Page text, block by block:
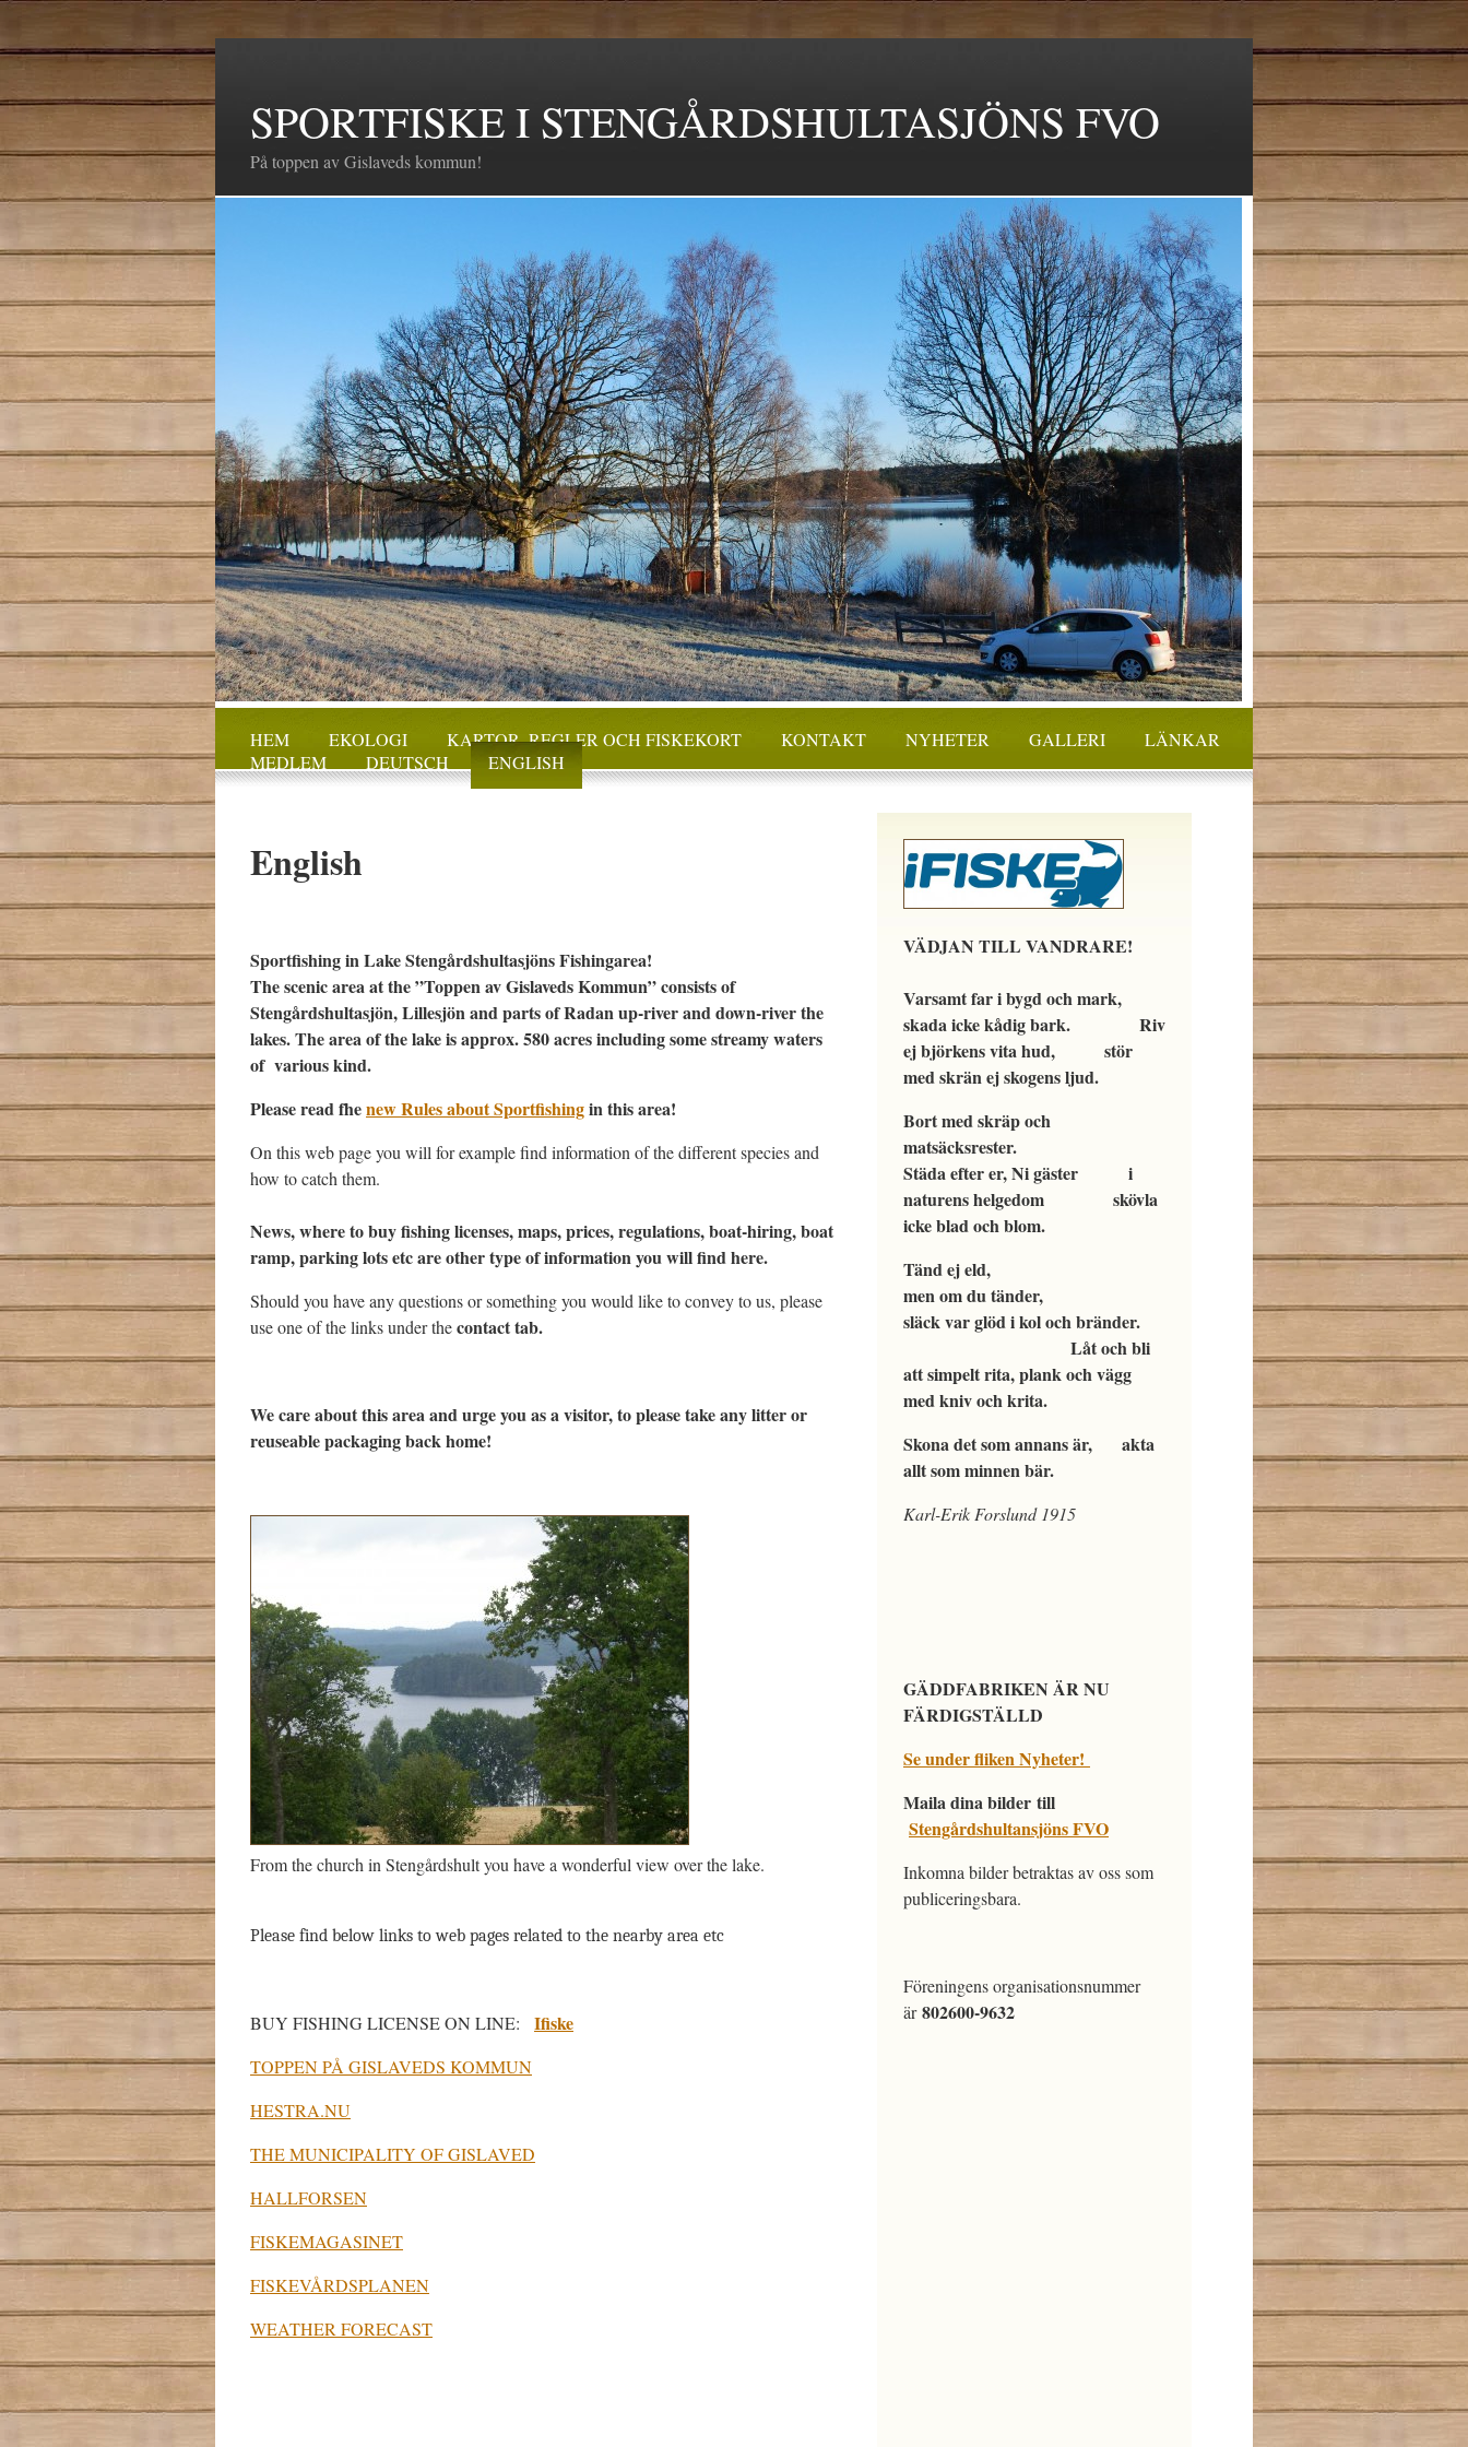
SPORTFISKE I STENGÅRDSHULTASJÖNS FVO
På toppen av Gislaveds kommun!
HEM EKOLOGI KARTOR, REGLER OCH FISKEKORT KONTAKT NYHETER GALLERI
LÄNKAR
MEDLEM
DEUTSCH ENGLISH
English
Sportfishing in Lake Stengårdshultasjöns Fishingarea!
The scenic area at the ”Toppen av Gislaveds Kommun” consists of
Stengårdshultasjön, Lillesjön and parts of Radan up-river and down-river the
lakes. The area of the lake is approx. 580 acres including some streamy waters
of various kind.
Please read fhenew Rules about Sportfishingin this area!
On this web page you will for example find information of the different species and
how to catch them.
News, where to buy fishing licenses, maps, prices, regulations, boat-hiring, boat
ramp, parking lots etc are other type of information you will find here.
Should you have any questions or something you would like to convey to us, please
use one of the links under thecontact tab.
We care about this area and urge you as a visitor, to please take any litter or
reuseable packaging back home!
From the church in Stengårdshult you have a wonderful view over the lake.
Please find below links to web pages related to the nearby area etc
BUY FISHING LICENSE ON LINE: Ifiske
TOPPEN PÅ GISLAVEDS KOMMUN
HESTRA.NU
THE MUNICIPALITY OF GISLAVED
HALLFORSEN
FISKEMAGASINET
FISKEVÅRDSPLANEN
WEATHER FORECAST
VÄDJAN TILL VANDRARE!
Varsamt far i bygd och mark,
skada icke kådig bark. Riv
ej björkens vita hud, stör
med skrän ej skogens ljud.
Bort med skräp och
matsäcksrester.
Städa efter er, Ni gäster i
naturens helgedom skövla
icke blad och blom.
Tänd ej eld,
men om du tänder,
släck var glöd i kol och bränder.
Låt och bli
att simpelt rita, plank och vägg
med kniv och krita.
Skona det som annans är, akta
allt som minnen bär.
Karl-Erik Forslund 1915
GÄDDFABRIKEN ÄR NU
FÄRDIGSTÄLLD
Se under fliken Nyheter!
Maila dina bilder till
Stengårdshultansjöns FVO
Inkomna bilder betraktas av oss som
publiceringsbara.
Föreningens organisationsnummer
är802600-9632